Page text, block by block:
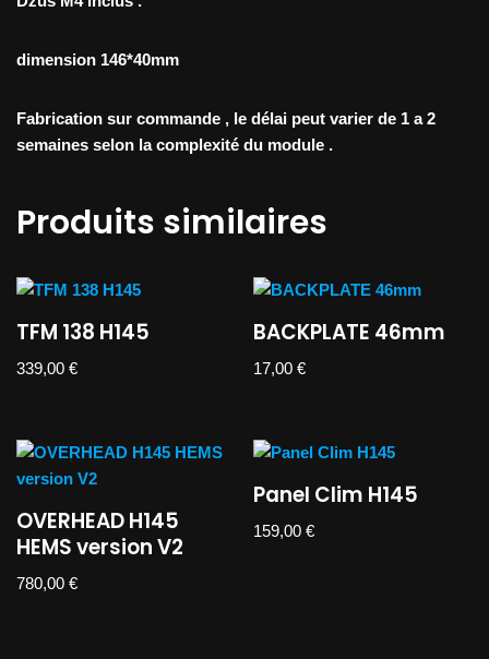
dimension 146*40mm
Fabrication sur commande , le délai peut varier de 1 a 2
semaines selon la complexité du module .
Produits similaires
TFM 138 H145
339,00 €
BACKPLATE 46mm
17,00€
OVERHEAD H145
HEMS version V2
780,00 €
Panel Clim H145
159,00€